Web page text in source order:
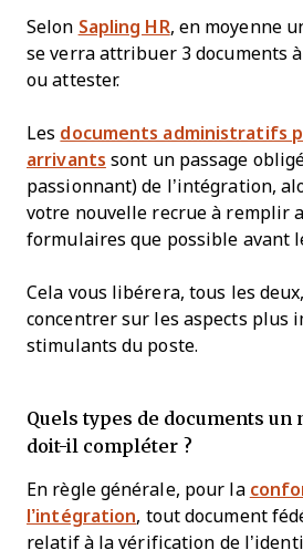
Selon Sapling HR, en moyenne
se verra attribuer 3 documents
ou attester.
Les documents administratifs
arrivants sont un passage
passionnant) de l’intégration,
votre nouvelle recrue à remplir
formulaires que possible avant
Cela vous libérera, tous les
concentrer sur les aspects plus
stimulants du poste.
Quels types de documents un
doit-il compléter ?
En règle générale, pour la
l’intégration, tout document
relatif à la vérification de